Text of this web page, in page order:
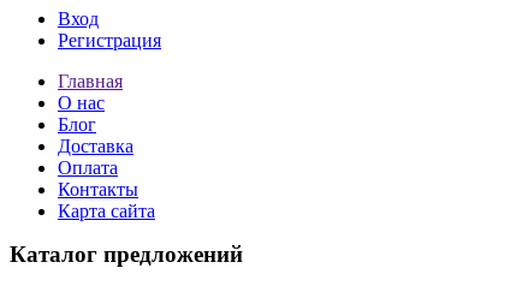
Вход
Регистрация
Главная
О нас
Блог
Доставка
Оплата
Контакты
Карта сайта
Каталог предложений